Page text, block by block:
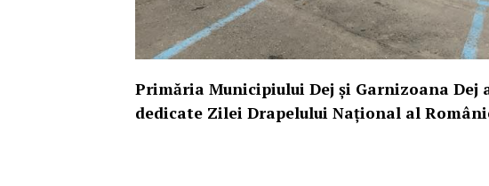
Primăria Municipiului Dej și Garnizoana
dedicate Zilei Drapelului Național al